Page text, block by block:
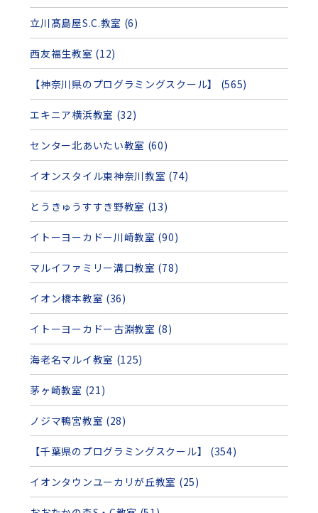
立川髙島屋S.C.教室 (6)
西友福生教室 (12)
【神奈川県のプログラミングスクール】 (565)
エキニア横浜教室 (32)
センター北あいたい教室 (60)
イオンスタイル東神奈川教室 (74)
とうきゅうすすき野教室 (13)
イトーヨーカドー川崎教室 (90)
マルイファミリー溝口教室 (78)
イオン橋本教室 (36)
イトーヨーカドー古淵教室 (8)
海老名マルイ教室 (125)
茅ヶ崎教室 (21)
ノジマ鴨宮教室 (28)
【千葉県のプログラミングスクール】 (354)
イオンタウンユーカリが丘教室 (25)